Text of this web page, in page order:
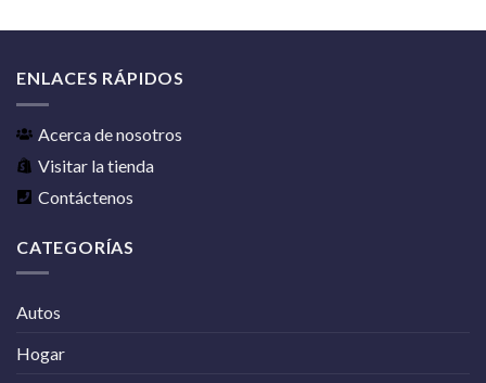
ENLACES RÁPIDOS
Acerca de nosotros
Visitar la tienda
Contáctenos
CATEGORÍAS
Autos
Hogar